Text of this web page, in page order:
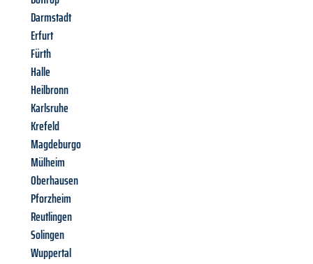
Darmstadt
Erfurt
Fürth
Halle
Heilbronn
Karlsruhe
Krefeld
Magdeburgo
Mülheim
Oberhausen
Pforzheim
Reutlingen
Solingen
Wuppertal